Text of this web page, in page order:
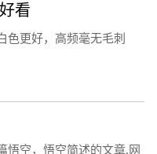
看
色更好，高频毫无毛刺
悟空，悟空简述的文章,网